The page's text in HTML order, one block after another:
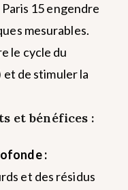
15 engendre
mesurables.
le cycle du
et de stimuler la
et bénéfices :
:
et des résidus